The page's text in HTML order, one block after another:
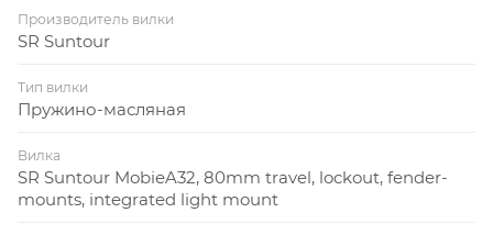
Производитель вилки
SR Suntour
Тип вилки
Пружино-масляная
Вилка
SR Suntour MobieA32, 80mm travel, lockout, fender-
mounts, integrated light mount